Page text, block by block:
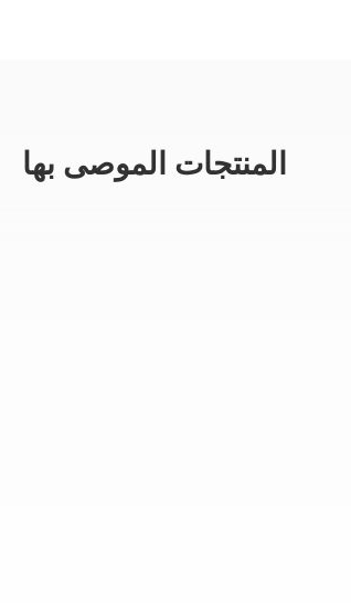
المنتجات الموصى بها